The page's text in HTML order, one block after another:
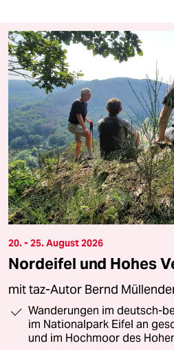
20. - 25. August 2026
Nordeifel und Hohes
mit taz-Autor Bernd
Wanderungen im deutsch-
im Nationalpark Eifel an
und im Hochmoor des